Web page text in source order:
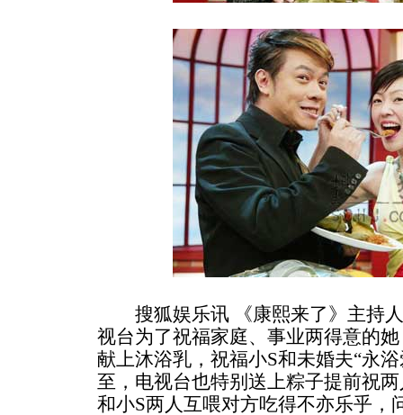
搜狐娱乐讯 《康熙来了》主持人
视台为了祝福家庭、事业两得意的
献上沐浴乳，祝福小S和未婚夫“永
至，电视台也特别送上粽子提前祝
和小S两人互喂对方吃得不亦乐乎，